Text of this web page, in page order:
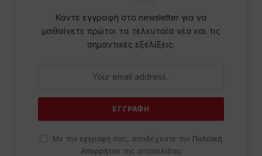
Κάντε εγγραφή στο newsletter για να
μαθαίνετε πρώτοι τα τελευταία νέα και τις
σημαντικές εξελίξεις.
Με την εγγραφή σας, αποδέχεστε την Πολιτική
Απορρήτου της ιστοσελίδας